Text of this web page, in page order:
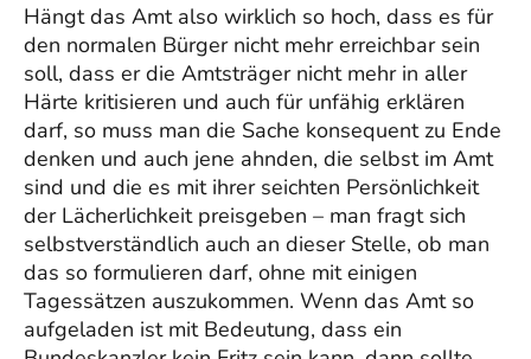
Hängt das Amt also wirklich so hoch, dass es für
den normalen Bürger nicht mehr erreichbar sein
soll, dass er die Amtsträger nicht mehr in aller
Härte kritisieren und auch für unfähig erklären
darf, so muss man die Sache konsequent zu Ende
denken und auch jene ahnden, die selbst im Amt
sind und die es mit ihrer seichten Persönlichkeit
der Lächerlichkeit preisgeben – man fragt sich
selbstverständlich auch an dieser Stelle, ob man
das so formulieren darf, ohne mit einigen
Tagessätzen auszukommen. Wenn das Amt so
aufgeladen ist mit Bedeutung, dass ein